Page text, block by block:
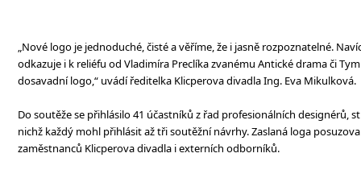
„Nové logo je jednoduché, čisté a věříme, že i jasně rozpoznatelné.
odkazuje i k reliéfu od Vladimíra Preclíka zvanému Antické drama či
dosavadní logo,“ uvádí ředitelka Klicperova divadla Ing. Eva Mikulková.
Do soutěže se přihlásilo 41 účastníků z řad profesionálních designérů,
nichž každý mohl přihlásit až tři soutěžní návrhy. Zaslaná loga
zaměstnanců Klicperova divadla i externích odborníků.